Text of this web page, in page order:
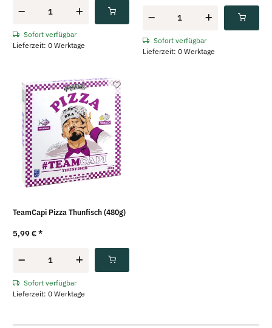
Sofort verfügbar
Lieferzeit: 0 Werktage
Sofort verfügbar
Lieferzeit: 0 Werktage
TeamCapi Pizza Thunfisch (480g)
5,99 €*
Sofort verfügbar
Lieferzeit: 0 Werktage